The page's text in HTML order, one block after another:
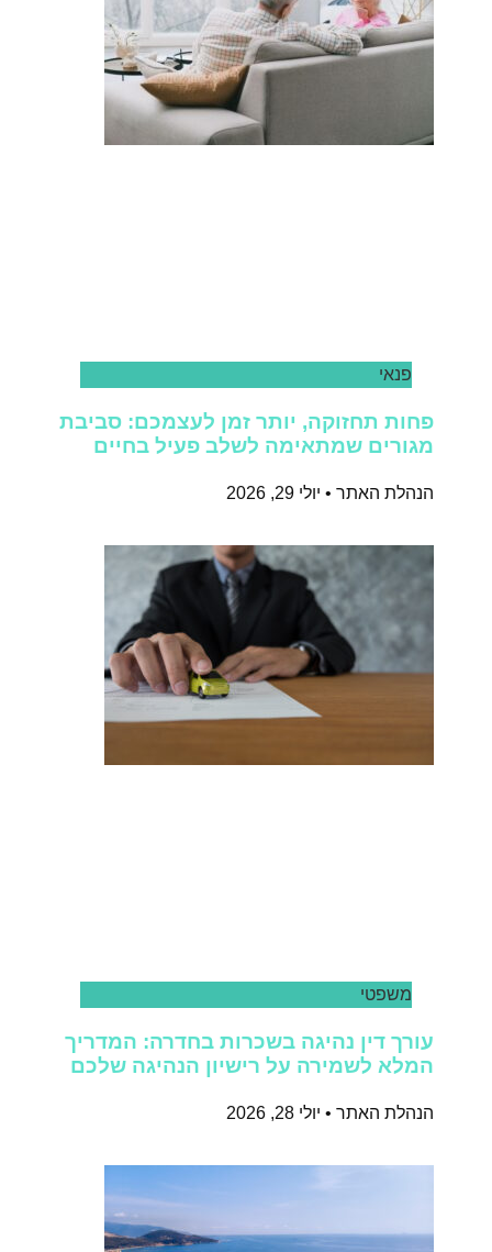
פנאי
פחות תחזוקה, יותר זמן לעצמכם: סביבת
מגורים שמתאימה לשלב פעיל בחיים
הנהלת האתר יולי 29, 2026
משפטי
עורך דין נהיגה בשכרות בחדרה: המדריך
המלא לשמירה על רישיון הנהיגה שלכם
הנהלת האתר יולי 28, 2026